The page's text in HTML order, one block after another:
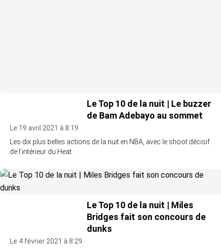
Le Top 10 de la nuit | Le buzzer
de Bam Adebayo au sommet
Le 19 avril 2021 à 8:19
Les dix plus belles actions de la nuit en NBA, avec le shoot décisif
de l’intérieur du Heat.
Le Top 10 de la nuit | Miles
Bridges fait son concours de
dunks
Le 4 février 2021 à 8:29